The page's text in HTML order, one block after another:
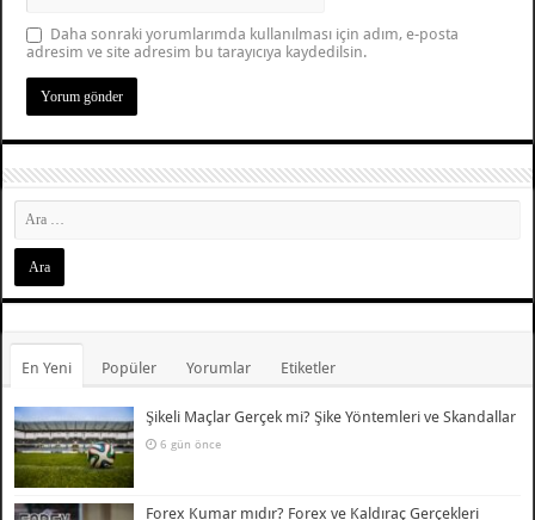
Daha sonraki yorumlarımda kullanılması için adım, e-posta
adresim ve site adresim bu tarayıcıya kaydedilsin.
En Yeni Popüler Yorumlar Etiketler
Şikeli Maçlar Gerçek mi? Şike Yöntemleri ve Skandallar
6 gün önce
Forex Kumar mıdır? Forex ve Kaldıraç Gerçekleri